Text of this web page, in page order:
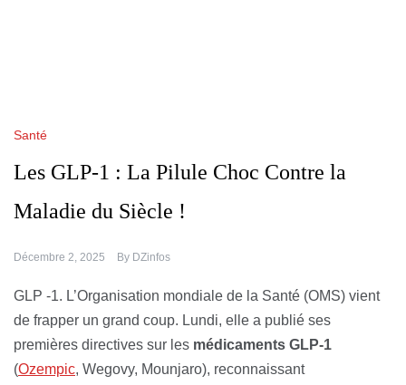
Santé
Les GLP-1 : La Pilule Choc Contre la
Maladie du Siècle !
Décembre 2, 2025 By DZinfos
GLP -1. L’Organisation mondiale de la Santé (OMS) vient
de frapper un grand coup. Lundi, elle a publié ses
premières directives sur les médicaments GLP-1
(Ozempic, Wegovy, Mounjaro), reconnaissant